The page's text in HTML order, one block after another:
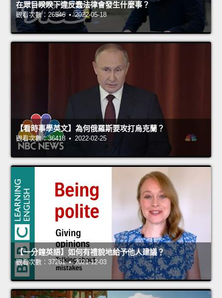
在眾目睽睽下違反蠢法律會發生什麼事？
觀看次數：26546 • 2022-05-18
【看時事學英文】為何俄羅斯要攻打烏克蘭？
觀看次數：36418 • 2022-02-25
【一分鐘英語】如何有禮貌地給予他人建議？
觀看次數：37261 • 2021-12-03